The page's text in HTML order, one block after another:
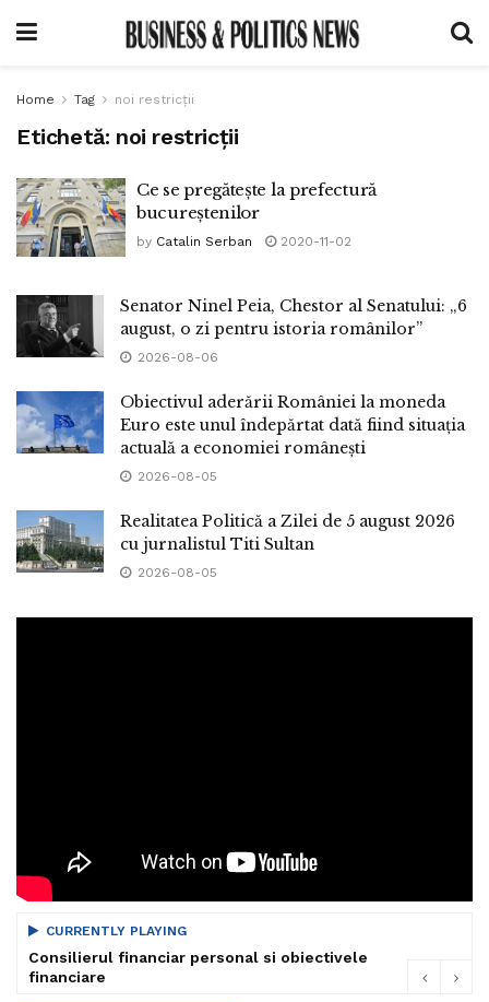
Home Tag noi restricții
Etichetă: noi restricții
Ce se pregătește la prefectură
bucureștenilor
by Catalin Serban 2020-11-02
Senator Ninel Peia, Chestor al Senatului: „6
august, o zi pentru istoria românilor”
2026-08-06
Obiectivul aderării României la moneda
Euro este unul îndepărtat dată fiind situația
actuală a economiei românești
2026-08-05
Realitatea Politică a Zilei de 5 august 2026
cu jurnalistul Titi Sultan
2026-08-05
CURRENTLY PLAYING
Consilierul financiar personal si obiectivele
financiare